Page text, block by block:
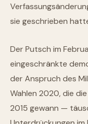
sie geschrieben
Der Putsch im
eingeschränkte
der Anspruch des
Wahlen 2020, die
2015 gewann —